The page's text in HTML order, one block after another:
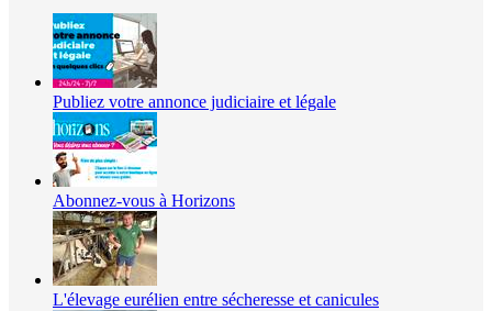
Publiez votre annonce judiciaire et légale
Abonnez-vous à Horizons
L'élevage eurélien entre sécheresse et canicules